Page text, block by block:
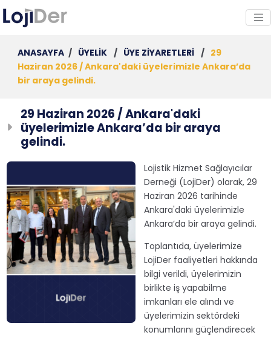
ANASAYFA / ÜYELİK / ÜYE ZİYARETLERİ / 29
Haziran 2026 / Ankara'daki üyelerimizle Ankara’da
bir araya gelindi.
29 Haziran 2026 / Ankara'daki
üyelerimizle Ankara’da bir araya
gelindi.
Lojistik Hizmet Sağlayıcılar
Derneği (LojiDer) olarak, 29
Haziran 2026 tarihinde
Ankara'daki üyelerimizle
Ankara’da bir araya gelindi.
Toplantıda, üyelerimize
LojiDer faaliyetleri hakkında
bilgi verildi, üyelerimizin
birlikte iş yapabilme
imkanları ele alındı ve
üyelerimizin sektördeki
konumlarını güçlendirecek